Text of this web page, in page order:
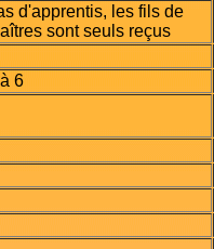
d'apprentis, les fils de
sont seuls reçus
6